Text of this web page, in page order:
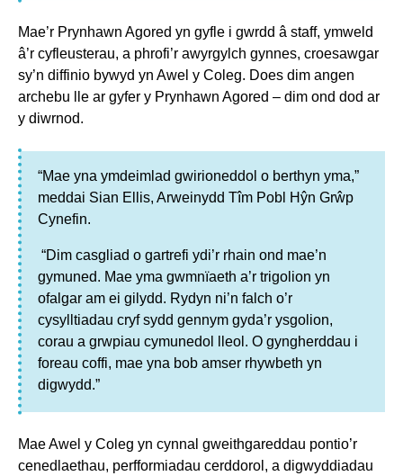
Mae’r Prynhawn Agored yn gyfle i gwrdd â staff, ymweld
â’r cyfleusterau, a phrofi’r awyrgylch gynnes, croesawgar
sy’n diffinio bywyd yn Awel y Coleg. Does dim angen
archebu lle ar gyfer y Prynhawn Agored – dim ond dod ar
y diwrnod.
“Mae yna ymdeimlad gwirioneddol o berthyn yma,”
meddai Sian Ellis, Arweinydd Tîm Pobl Hŷn Grŵp
Cynefin.
“Dim casgliad o gartrefi ydi’r rhain ond mae’n
gymuned. Mae yma gwmnïaeth a’r trigolion yn
ofalgar am ei gilydd. Rydyn ni’n falch o’r
cysylltiadau cryf sydd gennym gyda’r ysgolion,
corau a grwpiau cymunedol lleol. O gyngherddau i
foreau coffi, mae yna bob amser rhywbeth yn
digwydd.”
Mae Awel y Coleg yn cynnal gweithgareddau pontio’r
cenedlaethau, perfformiadau cerddorol, a digwyddiadau